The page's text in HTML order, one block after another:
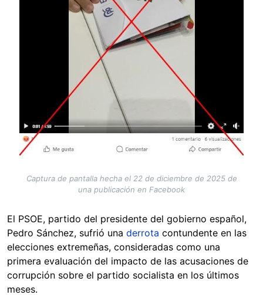
Captura de pantalla hecha el 22 de diciembre de 2025 de
una publicación en Facebook
El PSOE, partido del presidente del gobierno español,
Pedro Sánchez, sufrió una derrota contundente en las
elecciones extremeñas, consideradas como una
primera evaluación del impacto de las acusaciones de
corrupción sobre el partido socialista en los últimos
meses.